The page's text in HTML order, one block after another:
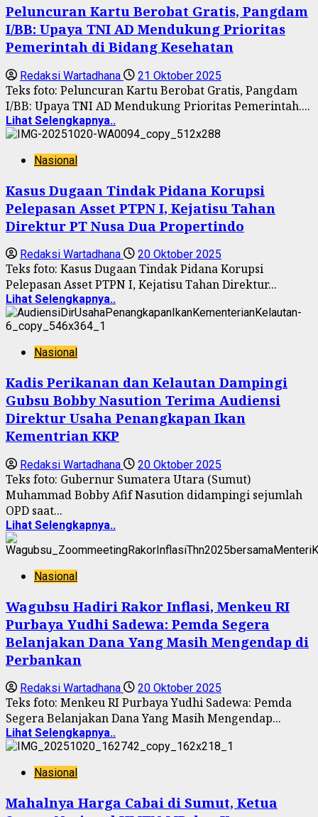
Peluncuran Kartu Berobat Gratis, Pangdam
I/BB: Upaya TNI AD Mendukung Prioritas
Pemerintah di Bidang Kesehatan
Redaksi Wartadhana 21 Oktober 2025
Teks foto: Peluncuran Kartu Berobat Gratis, Pangdam
I/BB: Upaya TNI AD Mendukung Prioritas Pemerintah....
Lihat Selengkapnya..
Nasional
Kasus Dugaan Tindak Pidana Korupsi
Pelepasan Asset PTPN I, Kejatisu Tahan
Direktur PT Nusa Dua Propertindo
Redaksi Wartadhana 20 Oktober 2025
Teks foto: Kasus Dugaan Tindak Pidana Korupsi
Pelepasan Asset PTPN I, Kejatisu Tahan Direktur...
Lihat Selengkapnya..
Nasional
Kadis Perikanan dan Kelautan Dampingi
Gubsu Bobby Nasution Terima Audiensi
Direktur Usaha Penangkapan Ikan
Kementrian KKP
Redaksi Wartadhana 20 Oktober 2025
Teks foto: Gubernur Sumatera Utara (Sumut)
Muhammad Bobby Afif Nasution didampingi sejumlah
OPD saat...
Lihat Selengkapnya..
Nasional
Wagubsu Hadiri Rakor Inflasi, Menkeu RI
Purbaya Yudhi Sadewa: Pemda Segera
Belanjakan Dana Yang Masih Mengendap di
Perbankan
Redaksi Wartadhana 20 Oktober 2025
Teks foto: Menkeu RI Purbaya Yudhi Sadewa: Pemda
Segera Belanjakan Dana Yang Masih Mengendap...
Lihat Selengkapnya..
Nasional
Mahalnya Harga Cabai di Sumut, Ketua